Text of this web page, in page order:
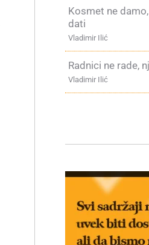
Kosmet ne
dati
Vladimir Ilić
Radnici ne rade,
Vladimir Ilić